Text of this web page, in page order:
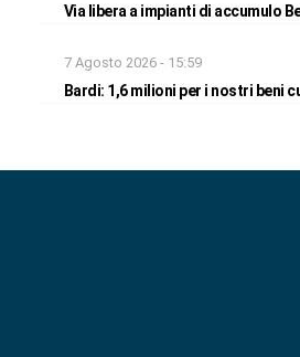
Via libera a impianti di accumulo
7 Agosto 2026 - 15:59
Bardi: 1,6 milioni per i nostri beni